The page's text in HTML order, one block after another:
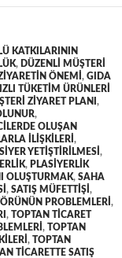
KATKILARININ
, DÜZENLI MÜŞTERI
ÖNEMI , GIDA
TÜKETIM ÜRÜNLERI
ZIYARET PLANI ,
,
OLUŞAN
ILIŞKILERI ,
YETIŞTIRILMESI ,
, PLASIYERLIK
OLUŞTURMAK, SAHA
, SATIŞ MÜFETTIŞI ,
PROBLEMLERI ,
, TOPTAN TICARET
, TOPTAN
, TOPTAN
TICARETTE SATIŞ